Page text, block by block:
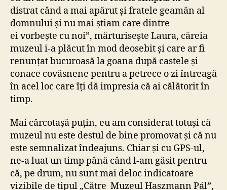
distrat când a mai apărut și fratele geamăn al
domnului și nu mai știam care dintre
ei vorbește cu noi”, mărturisește Laura, căreia
muzeul i-a plăcut în mod deosebit și care ar fi
renunțat bucuroasă la goana după castele și
conace covăsnene pentru a petrece o zi întreagă
în acel loc care îți dă impresia că ai călătorit în
timp.
Mai cârcotașă puțin, eu am considerat totuși că
muzeul nu este destul de bine promovat și că nu
este semnalizat îndeajuns. Chiar și cu GPS-ul,
ne-a luat un timp până când l-am găsit pentru
că, pe drum, nu sunt mai deloc indicatoare
vizibile de tipul „Către Muzeul Haszmann Pál”,